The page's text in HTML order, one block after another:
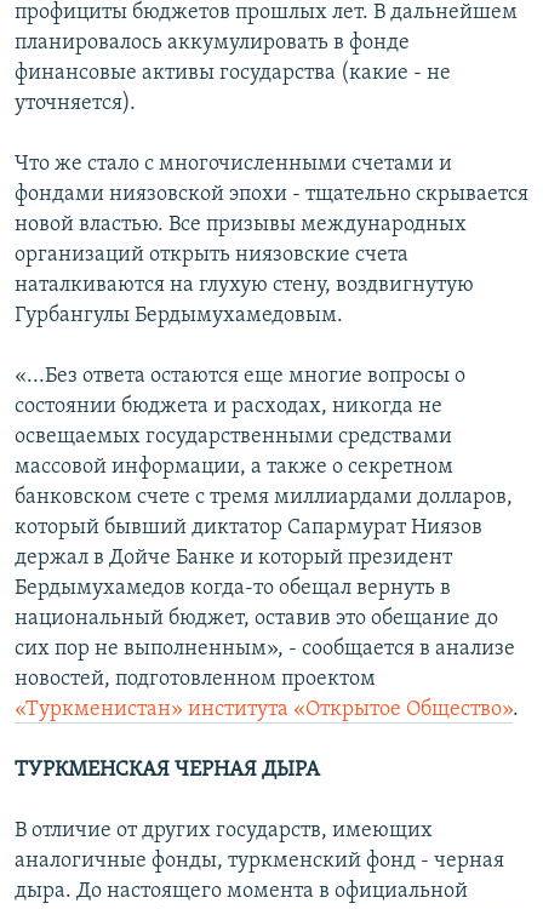
профициты бюджетов прошлых лет. В дальнейшем
планировалось аккумулировать в фонде
финансовые активы государства (какие - не
уточняется).
Что же стало с многочисленными счетами и
фондами ниязовской эпохи - тщательно скрывается
новой властью. Все призывы международных
организаций открыть ниязовские счета
наталкиваются на глухую стену, воздвигнутую
Гурбангулы Бердымухамедовым.
«...Без ответа остаются еще многие вопросы о
состоянии бюджета и расходах, никогда не
освещаемых государственными средствами
массовой информации, а также о секретном
банковском счете с тремя миллиардами долларов,
который бывший диктатор Сапармурат Ниязов
держал в Дойчe Банке и который президент
Бердымухамедов когда-то обещал вернуть в
национальный бюджет, оставив это обещание до
сих пор не выполненным», - сообщается в анализе
новостей, подготовленном проектом
«Туркменистан» института «Открытое Общество».
ТУРКМЕНСКАЯ ЧЕРНАЯ ДЫРА
В отличие от других государств, имеющих
аналогичные фонды, туркменский фонд - черная
дыра. До настоящего момента в официальной